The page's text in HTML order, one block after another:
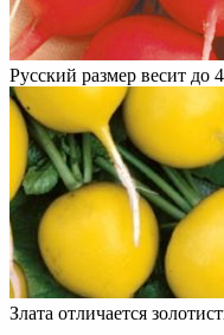
Русский размер весит до
Злата отличается